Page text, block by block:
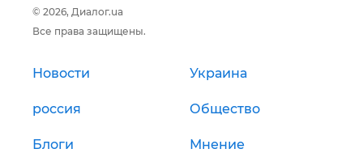
© 2026, Диалог.ua
Все права защищены.
Новости Украина
россия Общество
Блоги Мнение